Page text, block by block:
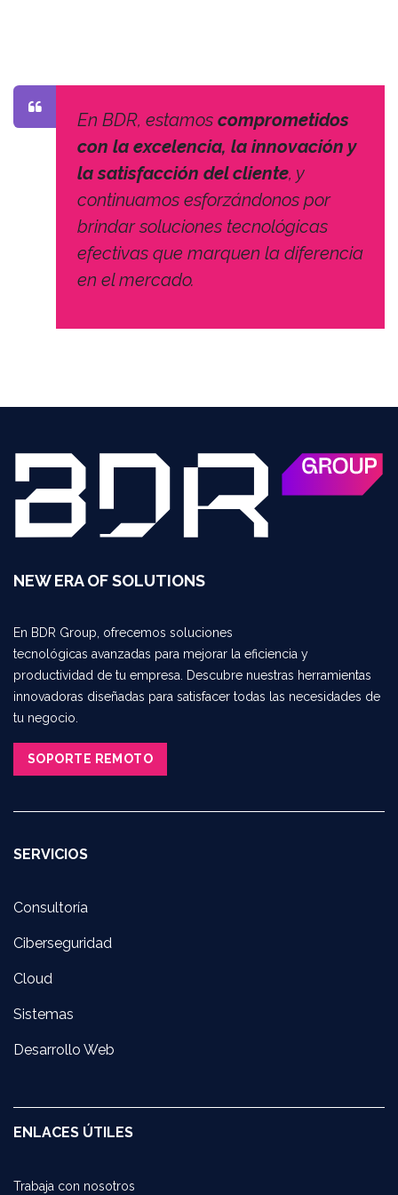
En BDR, estamos comprometidos
con la excelencia, la innovación y
la satisfacción del cliente, y
continuamos esforzándonos por
brindar soluciones tecnológicas
efectivas que marquen la diferencia
en el mercado.
NEW ERA OF SOLUTIONS
En BDR Group, ofrecemos soluciones
tecnológicas avanzadas para mejorar la eficiencia y
productividad de tu empresa. Descubre nuestras herramientas
innovadoras diseñadas para satisfacer todas las necesidades de
tu negocio.
SOPORTE REMOTO​​​​
SERVICIOS
Consultoría
Ciberseguridad
Cloud
Sistemas
Desarrollo Web
ENLACES ÚTILES
Trabaja con noso​tros